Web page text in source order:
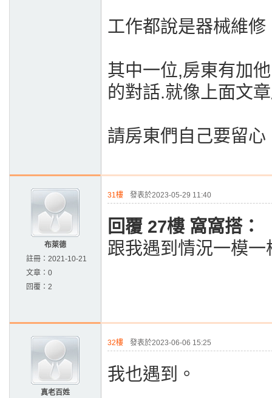
工作都說是器械維修
其中一位,房東有加
的對話.就像上面文
請房東們自己要留心
布萊德
註冊： 2021-10-21
文章： 0
回覆： 2
31樓 發表於2023-05-29 11:40
回覆 27樓 窩窩搭：
跟我遇到情況一模一
真老百姓
32樓 發表於2023-06-06 15:25
我也遇到。